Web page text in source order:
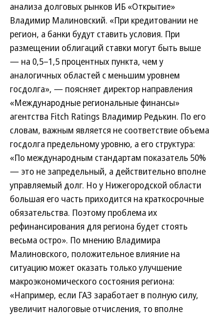
анализа долговых рынков ИБ «Открытие»
Владимир Малиновский. «При кредитовании не
регион, а банки будут ставить условия. При
размещении облигаций ставки могут быть выше
— на 0,5–1,5 процентных пункта, чем у
аналогичных областей с меньшим уровнем
госдолга», — поясняет директор направления
«Международные региональные финансы»
агентства Fitch Ratings Владимир Редькин. По его
словам, важным является не соответствие объема
госдолга предельному уровню, а его структура:
«По международным стандартам показатель 50%
— это не запредельный, а действительно вполне
управляемый долг. Но у Нижегородской области
большая его часть приходится на краткосрочные
обязательства. Поэтому проблема их
рефинансирования для региона будет стоять
весьма остро». По мнению Владимира
Малиновского, положительное влияние на
ситуацию может оказать только улучшение
макроэкономического состояния региона:
«Например, если ГАЗ заработает в полную силу,
увеличит налоговые отчисления, то вполне